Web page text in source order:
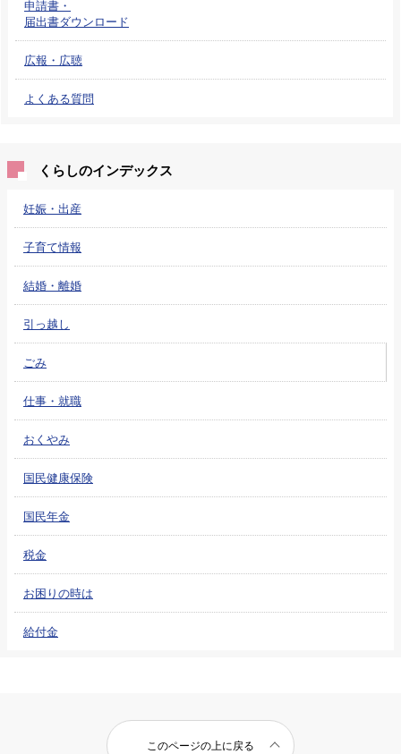
申請書・
届出書ダウンロード
広報・広聴
よくある質問
くらしのインデックス
妊娠・出産
子育て情報
結婚・離婚
引っ越し
ごみ
仕事・就職
おくやみ
国民健康保険
国民年金
税金
お困りの時は
給付金
このページの上に戻る